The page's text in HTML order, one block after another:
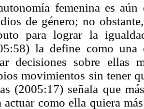
femenina es
de género; no
para lograr la
la define como una
decisiones sobre ellas
movimientos sin tener
(2005:17) señala que
actuar como ella quiera